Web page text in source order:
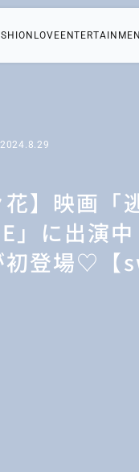
LOVE
2024.8.29
花】映画「
」に出演
初登場♡【